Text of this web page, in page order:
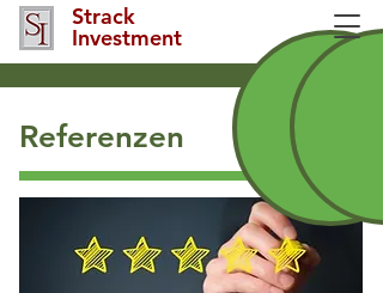
Strack
Investment
Referenzen